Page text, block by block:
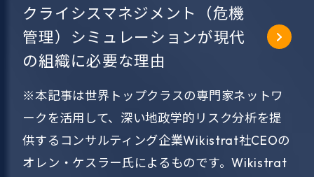
クライシスマネジメント（危機
管理）シミュレーションが現代
の組織に必要な理由
※本記事は世界トップクラスの専門家ネットワ
ークを活用して、深い地政学的リスク分析を提
供するコンサルティング企業Wikistrat社CEOの
オレン・ケスラー氏によるものです。Wikistrat